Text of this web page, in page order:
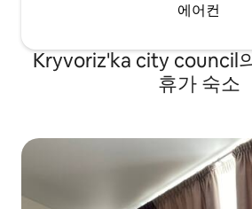
에어컨
Kryvoriz'ka city council
휴가 숙소